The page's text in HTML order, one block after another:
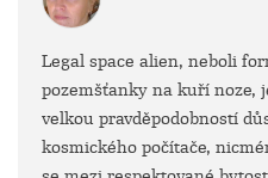
Legal space alien, neboli
pozemšťanky na kuří noze,
velkou pravděpodobností
kosmického počítače,